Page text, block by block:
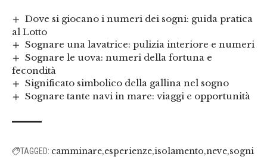
Dove si giocano i numeri dei sogni: guida pratica
al Lotto
Sognare una lavatrice: pulizia interiore e numeri
Sognare le uova: numeri della fortuna e
fecondità
Significato simbolico della gallina nel sogno
Sognare tante navi in mare: viaggi e opportunità
TAGGED: camminare esperienze isolamento neve sogni